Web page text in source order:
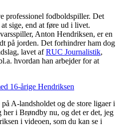
professionel fodboldspiller. Det
sige, end at føre ud i livet.
Anton Hendriksen, er en
på jorden. Det forhindrer ham dog
lavet afRUC Journalistik,
hvordan han arbejder for at
16-årige Hendriksen
A-landsholdet og de store ligaer i
her i Brøndby nu, og det er det, jeg
i videoen, som du kan se i